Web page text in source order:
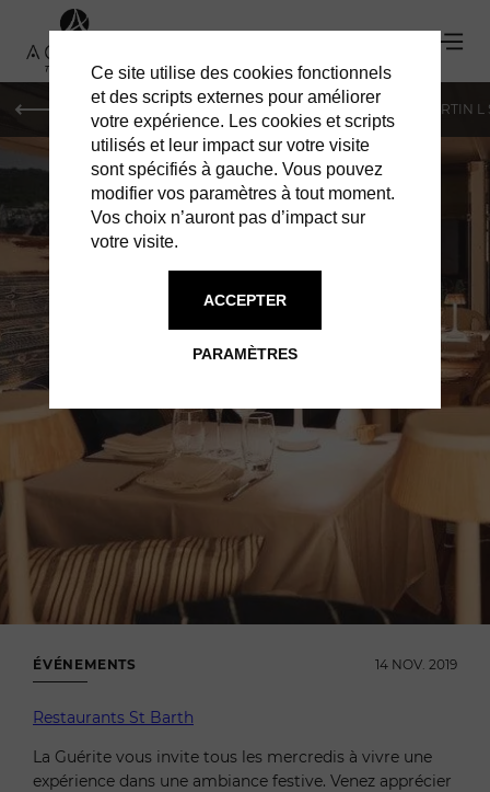
MONACO GENÈVE ST-MARTIN
LA GUÉRITE
ÉVÉNEMENTS 14 NOV. 2019
Restaurants St Barth
La Guérite vous invite tous les mercredis à vivre une
expérience dans une ambiance festive. Venez apprécier
Ce site utilise des cookies fonctionnels
et des scripts externes pour améliorer
votre expérience. Les cookies et scripts
utilisés et leur impact sur votre visite
sont spécifiés à gauche. Vous pouvez
modifier vos paramètres à tout moment.
Vos choix n’auront pas d’impact sur
votre visite.
PARAMÈTRES
ACCEPTER